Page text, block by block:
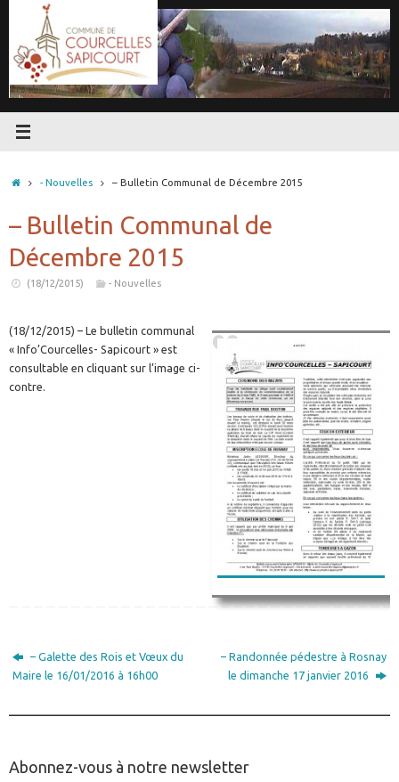
contenu
Accueil
- Nouvelles – Bulletin Communal de Décembre 2015
– Bulletin Communal de
Décembre 2015
(18/12/2015) - Nouvelles
(18/12/2015) – Le bulletin communal
« Info’Courcelles- Sapicourt » est
consultable en cliquant sur l’image ci-
contre.
– Galette des Rois et Vœux du
Maire le 16/01/2016 à 16h00
– Randonnée pédestre à Rosnay
le dimanche 17 janvier 2016
Abonnez-vous à notre newsletter